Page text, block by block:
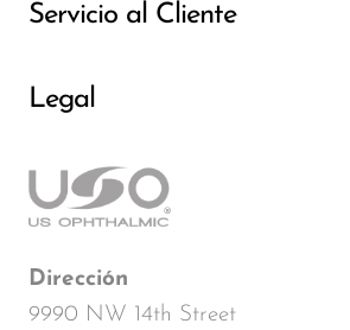
Servicio al Cliente
Legal
Dirección
9990 NW 14th Street